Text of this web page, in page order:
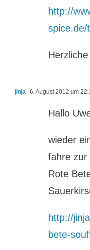
http://
spice.de/
jinja 6. August 2012 um
Hallo
wieder
fahre zur
Rote
http://
bete-